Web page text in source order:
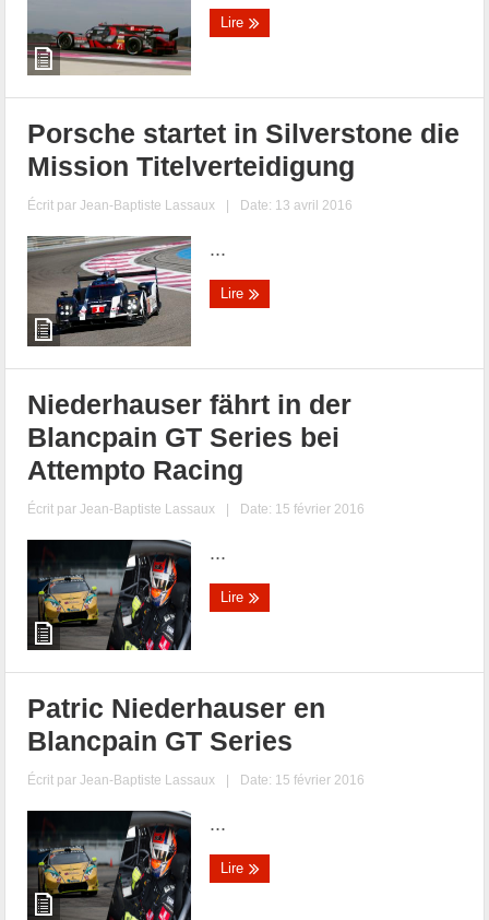
Lire
Porsche startet in Silverstone die
Mission Titelverteidigung
Écrit parJean-Baptiste Lassaux | Date: 13 avril 2016
...
Lire
Niederhauser fährt in der
Blancpain GT Series bei
Attempto Racing
Écrit parJean-Baptiste Lassaux | Date: 15 février 2016
...
Lire
Patric Niederhauser en
Blancpain GT Series
Écrit parJean-Baptiste Lassaux | Date: 15 février 2016
...
Lire